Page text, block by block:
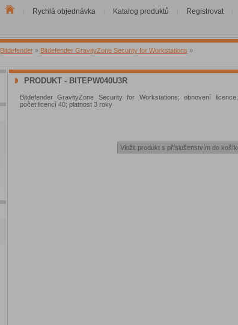
Rychlá objednávka Katalog produktů Registrovat
Bitdefender » Bitdefender GravityZone Security for Workstations »
PRODUKT - BITEPW040U3R
Bitdefender GravityZone Security for Workstations; obnovení licence;
počet licencí 40; platnost 3 roky